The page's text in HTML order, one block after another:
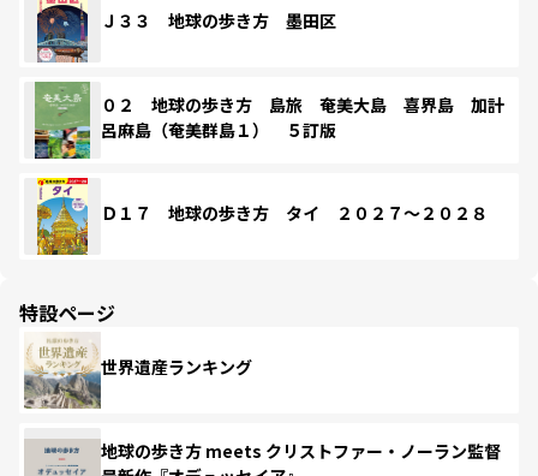
Ｊ３３ 地球の歩き方 墨田区
０２ 地球の歩き方 島旅 奄美大島 喜界島 加計
呂麻島（奄美群島１） ５訂版
Ｄ１７ 地球の歩き方 タイ ２０２７～２０２８
特設ページ
世界遺産ランキング
地球の歩き方 meets クリストファー・ノーラン監督